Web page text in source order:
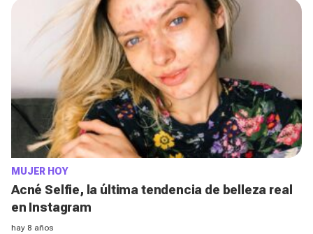
MUJER HOY
Acné Selfie, la última tendencia de belleza real
en Instagram
hay 8 años